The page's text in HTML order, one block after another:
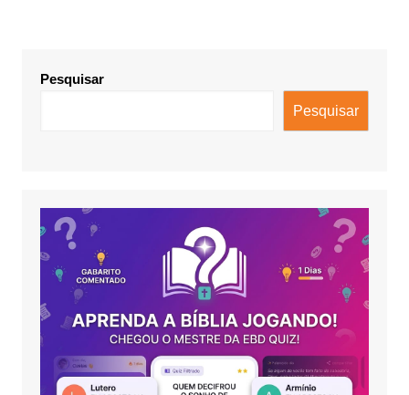
Pesquisar
Pesquisar